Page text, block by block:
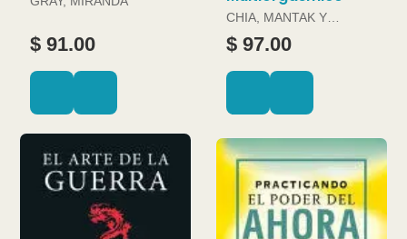
$ 91.00
CHIA, MANTAK Y
DOUGLAS ABRAMS
$ 97.00